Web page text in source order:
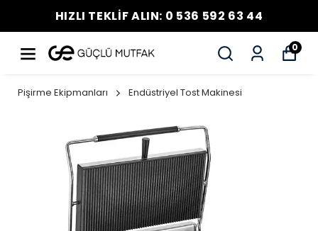
HIZLI TEKLİF ALIN: 0 536 592 63 44
0
Pişirme Ekipmanları Endüstriyel Tost Makinesi